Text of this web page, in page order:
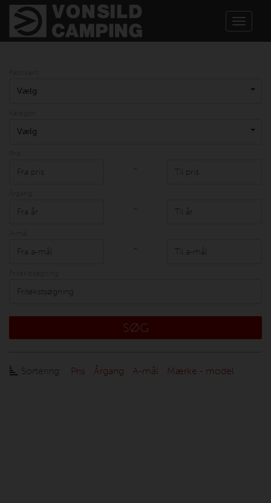
Toggle
Vælg
Vælg
-
-
-
SØG
Sortering: Pris Årgang A-mål Mærke - model